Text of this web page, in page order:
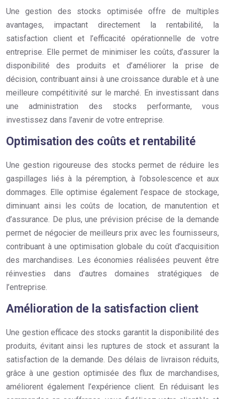
Une gestion des stocks optimisée offre de multiples
avantages, impactant directement la rentabilité, la
satisfaction client et l’efficacité opérationnelle de votre
entreprise. Elle permet de minimiser les coûts, d’assurer la
disponibilité des produits et d’améliorer la prise de
décision, contribuant ainsi à une croissance durable et à une
meilleure compétitivité sur le marché. En investissant dans
une administration des stocks performante, vous
investissez dans l’avenir de votre entreprise.
Optimisation des coûts et rentabilité
Une gestion rigoureuse des stocks permet de réduire les
gaspillages liés à la péremption, à l’obsolescence et aux
dommages. Elle optimise également l’espace de stockage,
diminuant ainsi les coûts de location, de manutention et
d’assurance. De plus, une prévision précise de la demande
permet de négocier de meilleurs prix avec les fournisseurs,
contribuant à une optimisation globale du coût d’acquisition
des marchandises. Les économies réalisées peuvent être
réinvesties dans d’autres domaines stratégiques de
l’entreprise.
Amélioration de la satisfaction client
Une gestion efficace des stocks garantit la disponibilité des
produits, évitant ainsi les ruptures de stock et assurant la
satisfaction de la demande. Des délais de livraison réduits,
grâce à une gestion optimisée des flux de marchandises,
améliorent également l’expérience client. En réduisant les